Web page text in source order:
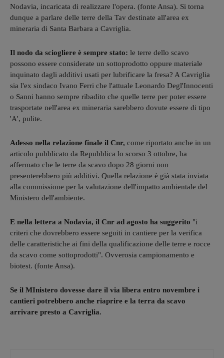
Nodavia, incaricata di realizzare l'opera. (fonte Ansa). Si torna
dunque a parlare delle terre della Tav destinate all'area ex
mineraria di Santa Barbara a Cavriglia.
Il nodo da sciogliere è sempre stato: le terre dello scavo
possono essere considerate un sottoprodotto oppure materiale
inquinato dagli additivi usati per lubrificare la fresa? A Cavriglia
sia l'ex sindaco Ivano Ferri che l'attuale Leonardo Degl'Innocenti
o Sanni hanno sempre ribadito che quelle terre per poter essere
trasportate nell'area ex mineraria sarebbero dovute essere di tipo
'A', pulite.
Adesso nella relazione finale il Cnr, come riportato anche in un
articolo pubblicato da Repubblica lo scorso 3 ottobre, ha
affermato che le terre da scavo dopo 28 giorni non
presenterebbero più additivi. Quella relazione è già stata inviata
alla commissione per la valutazione dell'impatto ambientale del
Ministero dell'ambiente.
E nella lettera a Nodavia, il Cnr ad agosto ha suggerito "i
criteri che dovrebbero essere seguiti in cantiere per la verifica
delle caratteristiche ai fini della qualificazione delle terre e rocce
da scavo come sottoprodotti". Ovverosia campionamento e
biotest. (fonte Ansa).
Se il MInistero dovesse dare il via libera entro novembre i
cantieri potrebbero anche riaprire e la terra da scavo
arrivare presto a Cavriglia.